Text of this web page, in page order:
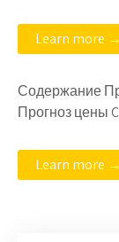
Learn more →
Содержание
Прогноз цены
Learn more →